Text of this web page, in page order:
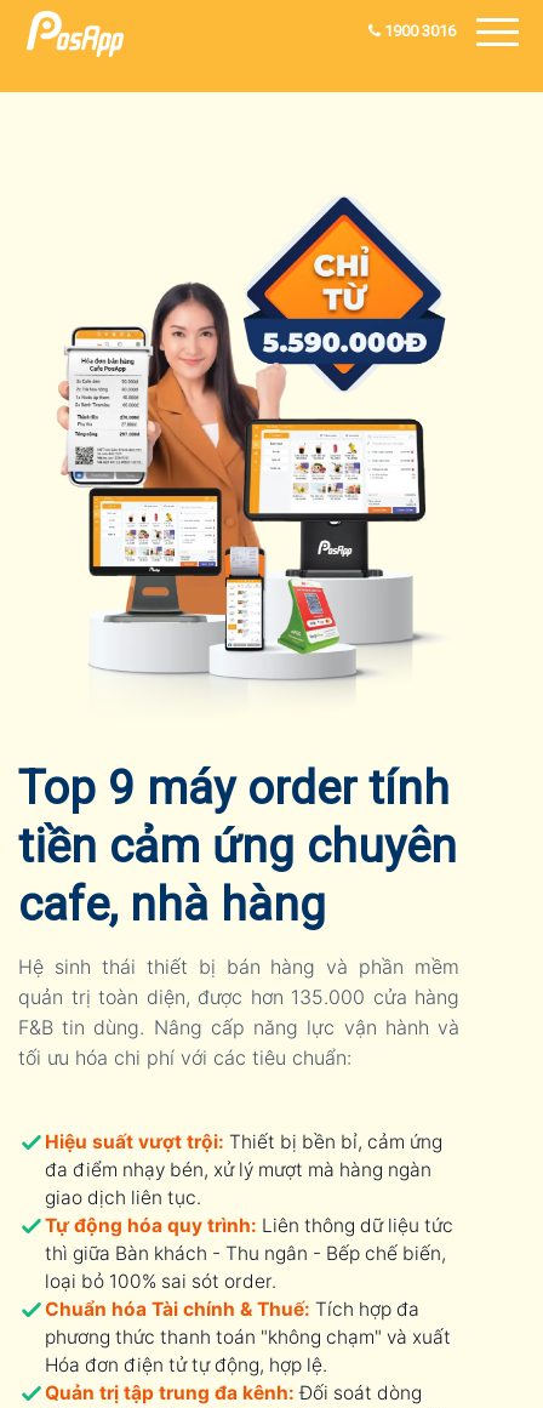
1900 3016
Top 9 máy order tính
tiền cảm ứng chuyên
cafe, nhà hàng
Hệ sinh thái thiết bị bán hàng và phần mềm
quản trị toàn diện, được hơn 135.000 cửa hàng
F&B tin dùng. Nâng cấp năng lực vận hành và
tối ưu hóa chi phí với các tiêu chuẩn:
Hiệu suất vượt trội: Thiết bị bền bỉ, cảm ứng
đa điểm nhạy bén, xử lý mượt mà hàng ngàn
giao dịch liên tục.
Tự động hóa quy trình: Liên thông dữ liệu tức
thì giữa Bàn khách - Thu ngân - Bếp chế biến,
loại bỏ 100% sai sót order.
Chuẩn hóa Tài chính & Thuế: Tích hợp đa
phương thức thanh toán "không chạm" và xuất
Hóa đơn điện tử tự động, hợp lệ.
Quản trị tập trung đa kênh: Đối soát dòng